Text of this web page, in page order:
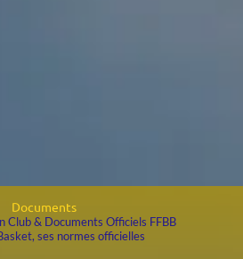
Documents
Club & Documents Officiels FFBB
ses normes officielles